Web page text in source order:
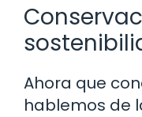
Ahora que
hablemos de